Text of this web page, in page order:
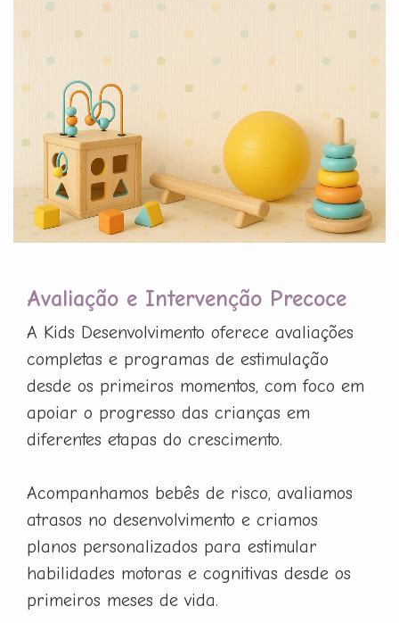
Avaliação e Intervenção Precoce
A Kids Desenvolvimento oferece avaliações
completas e programas de estimulação
desde os primeiros momentos, com foco em
apoiar o progresso das crianças em
diferentes etapas do crescimento.
Acompanhamos bebês de risco, avaliamos
atrasos no desenvolvimento e criamos
planos personalizados para estimular
habilidades motoras e cognitivas desde os
primeiros meses de vida.